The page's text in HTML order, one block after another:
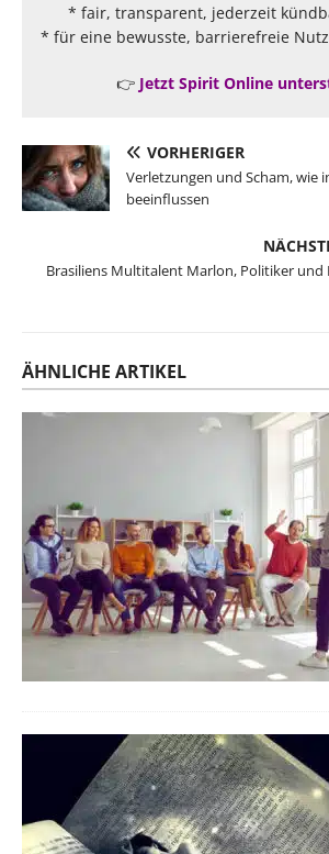
* fair, transparent, jederzeit
* für eine bewusste, barrierefreie
👉 Jetzt Spirit Online
VORHERIGER
Verletzungen und Scham, wie
beeinflussen
Brasiliens Multitalent Marlon, Politiker und
ÄHNLICHE ARTIKEL